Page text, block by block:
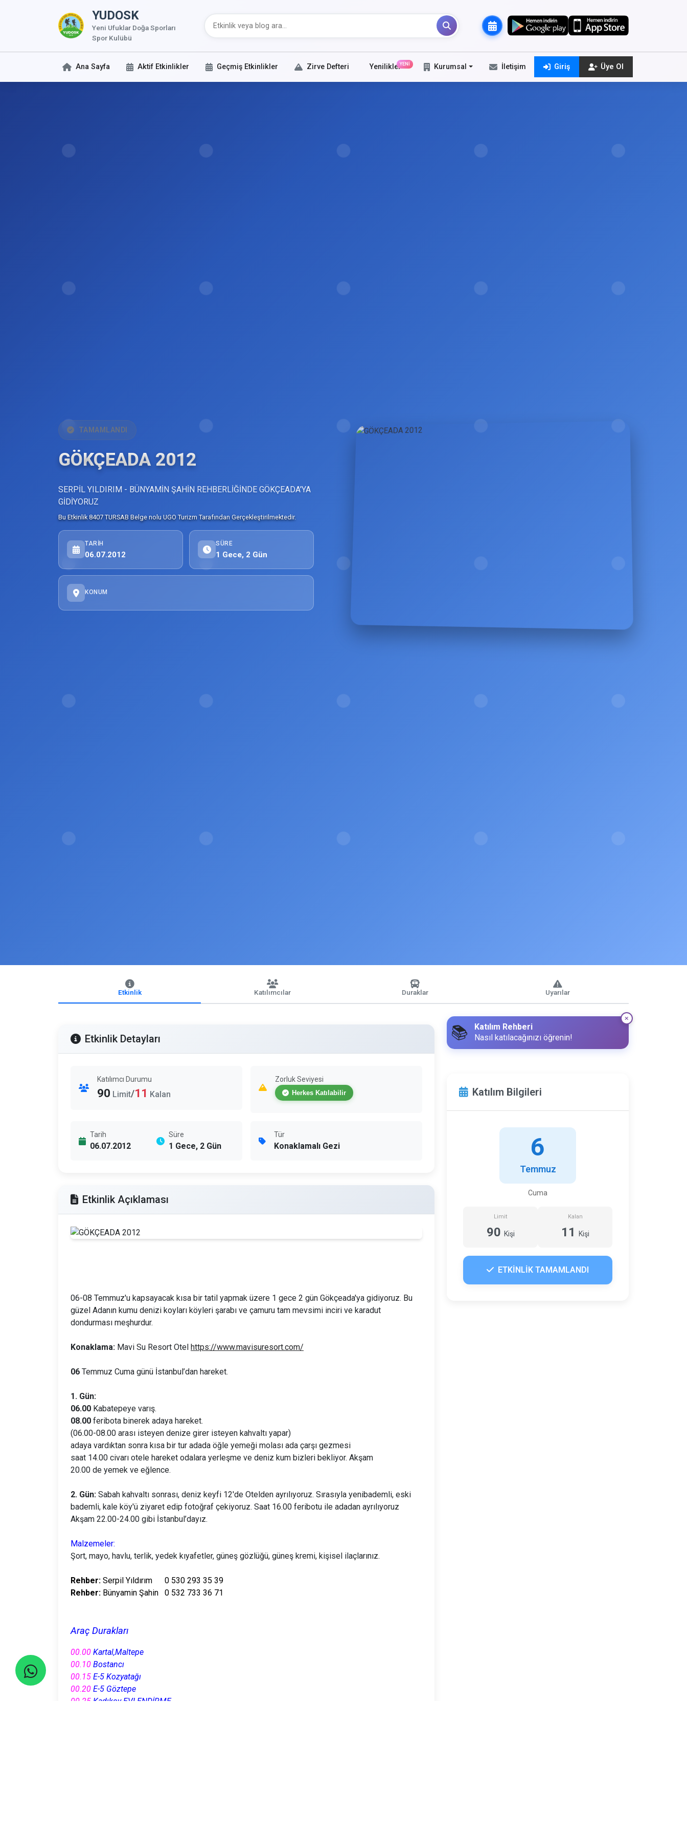
YUDOSK
Yeni Ufuklar Doğa Sporları
Spor Kulübü
Ana Sayfa Aktif Etkinlikler Geçmiş Etkinlikler Zirve Defteri YeniliklerYENİ Kurumsal İletişim Giriş Üye Ol
TAMAMLANDI
GÖKÇEADA 2012
SERPİL YILDIRIM - BÜNYAMİN ŞAHİN REHBERLİĞİNDE GÖKÇEADA'YA
GİDİYORUZ
Bu Etkinlik 8407 TURSAB Belge nolu UGO Turizm Tarafından Gerçekleştirilmektedir.
TARIH
06.07.2012
SÜRE
1 Gece, 2 Gün
KONUM
Etkinlik Katılımcılar Duraklar Uyarılar
Etkinlik Detayları
Katılımcı Durumu
90 Limit/11 Kalan
Zorluk Seviyesi
Herkes Katılabilir
Tarih
06.07.2012
Süre
1 Gece, 2 Gün
Tür
Konaklamalı Gezi
Etkinlik Açıklaması
06-08 Temmuz'u kapsayacak kısa bir tatil yapmak üzere 1 gece 2 gün Gökçeada'ya gidiyoruz. Bu
güzel Adanın kumu denizi koyları köyleri şarabı ve çamuru tam mevsimi inciri ve karadut
dondurması meşhurdur.
Konaklama: Mavi Su Resort Otel https://www.mavisuresort.com/
06 Temmuz Cuma günü İstanbul’dan hareket.
1. Gün:
06.00 Kabatepeye varış.
08.00 feribota binerek adaya hareket.
(06.00-08.00 arası isteyen denize girer isteyen kahvaltı yapar)
adaya vardıktan sonra kısa bir tur adada öğle yemeği molası ada çarşı gezmesi
saat 14.00 civarı otele hareket odalara yerleşme ve deniz kum bizleri bekliyor. Akşam
20.00 de yemek ve eğlence.
2. Gün: Sabah kahvaltı sonrası, deniz keyfi 12'de Otelden ayrılıyoruz. Sırasıyla yenibademli, eski
bademli, kale köy'ü ziyaret edip fotoğraf çekiyoruz. Saat 16.00 feribotu ile adadan ayrılıyoruz
Akşam 22.00-24.00 gibi İstanbul’dayız.
Malzemeler:
Şort, mayo, havlu, terlik, yedek kıyafetler, güneş gözlüğü, güneş kremi, kişisel ilaçlarınız.
Rehber: Serpil Yıldırım 0 530 293 35 39
Rehber: Bünyamin Şahin 0 532 733 36 71
Araç Durakları
00.00 Kartal,Maltepe
00.10 Bostancı
00.15 E-5 Kozyatağı
00.20 E-5 Göztepe
00.25 Kadıkoy EVLENDİRME
📚
Katılım Rehberi
Nasıl katılacağınızı öğrenin!
Katılım Bilgileri
6
Temmuz
Cuma
Limit
90 Kişi
Kalan
11 Kişi
ETKİNLİK TAMAMLANDI